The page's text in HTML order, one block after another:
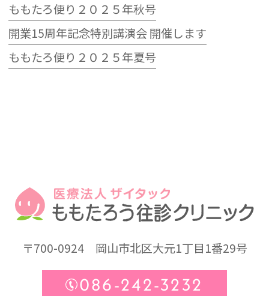
ももたろ便り２０２５年秋号
開業15周年記念特別講演会 開催します
ももたろ便り２０２５年夏号
〒700-0924岡山市北区大元1丁目1番29号
086-242-3232